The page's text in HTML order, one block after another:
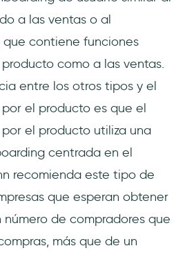
a las ventas o al
contiene funciones
como a las ventas.
entre los otros tipos y el
el producto es que el
el producto utiliza una
centrada en el
recomienda este tipo de
que esperan obtener
número de compradores que
más que de un